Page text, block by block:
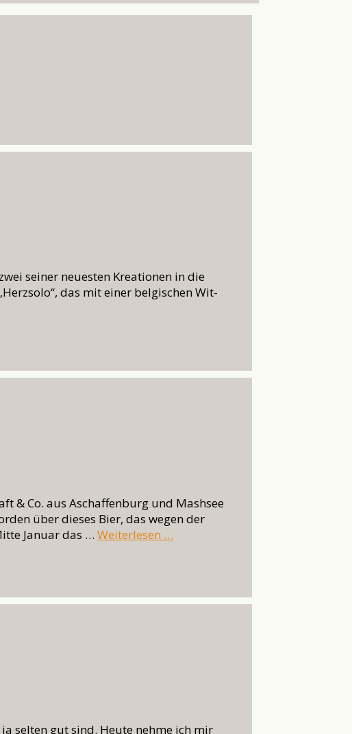
seiner neuesten Kreationen in die
das mit einer belgischen Wit-
& Co. aus Aschaffenburg und Mashsee
über dieses Bier, das wegen der
Januar das … Weiterlesen …
selten gut sind. Heute nehme ich mir